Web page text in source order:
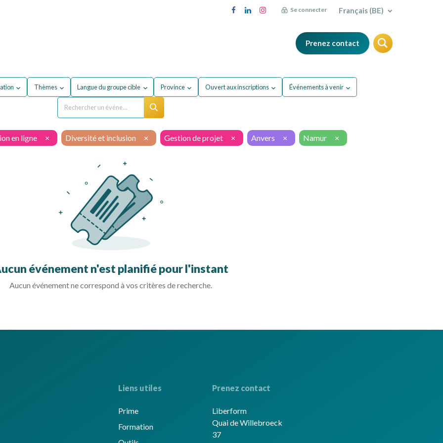
Se connecter Français (BE)
Prenez contact
Thèmes Langue du groupe cible Province Ouvert aux inscriptions Événements à venir
en ligne × Diversité et inclusion × Gestion de projet × Anvers × Namur ×
événement n'est planifié pour l'instant
Aucun événement ne correspond à vos critères de recherche.
Liens utiles
Prime
Formation
Prenez contact
Liberform
Quai de Willebroeck
37